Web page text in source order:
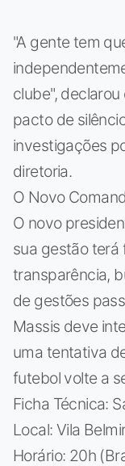
"A gente tem
clube",
pacto de
investigações
diretoria.
O Novo
O novo
sua gestão terá
transparência,
de gestões
Massis deve
uma tentativa
futebol volte a
Ficha Técnica:
Local: Vila
Horário: 20h